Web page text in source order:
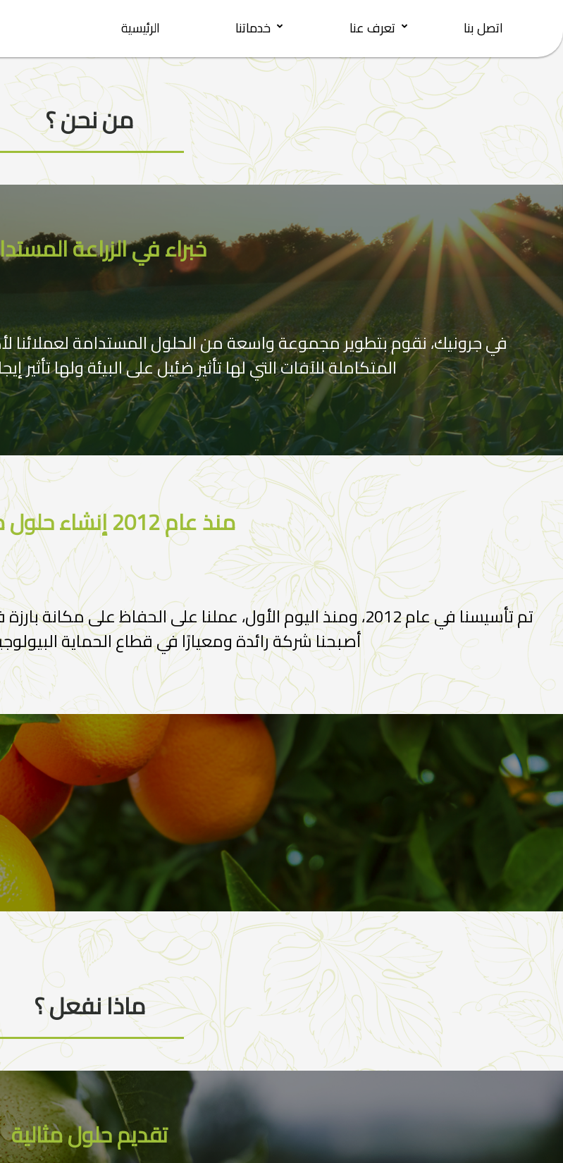
الرئيسية خدماتنا تعرف عنا اتصل بنا
من نحن ؟
خبراء في الزراعة
المتكاملة للآفات التي لها تأثير ضئيل على البيئة ولها
منذ عام 2012 إنشاء حلول مبتكرة
تم تأسيسنا في عام 2012، ومنذ اليوم الأول، عملنا على الحفاظ
أصبحنا شركة رائدة ومعيارًا في قطاع الحماية
ماذا نفعل ؟
تقديم حلول مثالية